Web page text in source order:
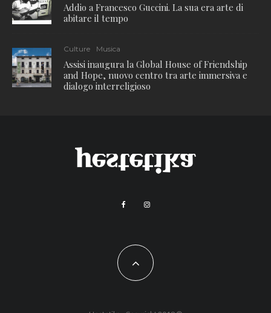
Addio a Francesco Guccini. La sua era arte di
abitare il tempo
Culture Musica
Assisi inaugura la Global House of Friendship
and Hope, nuovo centro tra arte immersiva e
dialogo interreligioso